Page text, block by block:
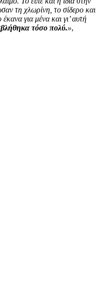
τη χλωρίνη, το σίδερο και
για μένα και γι’ αυτή
τόσο πολύ.»,